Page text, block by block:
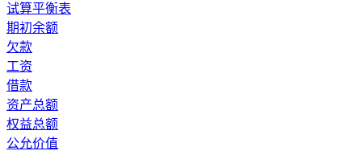
试算平衡表
期初余额
欠款
工资
借款
资产总额
权益总额
公允价值